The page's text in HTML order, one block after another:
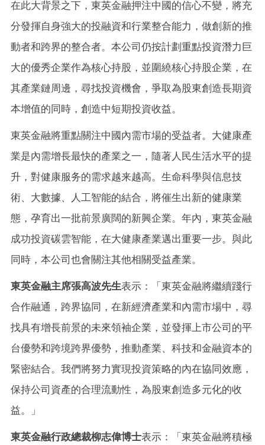
在此大背景之下，東英金融押注中國的信心不變，將充
分發揮自身強大的投融資和行業整合能力，做創新的推
動者和跨界的整合者。本公司仍按計劃重點投資潛力巨
大的優秀企業作為核心持股，並圍繞核心持股企業，在
其產業鏈周邊，尋找投資機會，爭取為股東創造長期資
本增值的同時，創造中短期投資收益。
東英金融將重點關注中國內需市場的受益者。大健康產
業是內需增長最快的產業之一，隨著人民生活水平的提
升，對健康服务的需求越来越高。生命科學與信息技
術、大數據、人工智能的結合，將催生出新的健康業
態，孕育出一批前景廣闊的新興企業。年內，東英金融
成功投資碳雲智能，在大健康產業邁出重要一步。與此
同時，本公司也會關注其他相關受益產業。
東英金融主席張高波先生表示：「東英金融將繼續踐行
合作融通，跨界協同，在新經濟產業和內需市場中，尋
找具有增長前景的未來領袖企業，並發揮上市公司的平
台優勢和跨境跨界優勢，推動產業、科技和金融資本的
緊密結合。我們將努力實現投資策略的內在協同效應，
保持公司資產的合理流動性，為股東創造多元化的收
益。」
東英金融行政總裁柳志偉博士表示：「東英金融將積極